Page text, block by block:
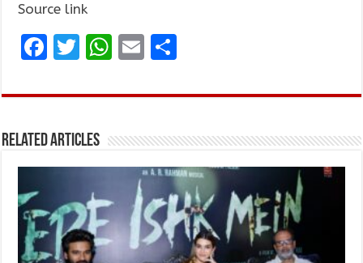
Source link
F
ce
o
o
k
T
it
r
W
at
A
p
p
E
ai ar
Related Articles